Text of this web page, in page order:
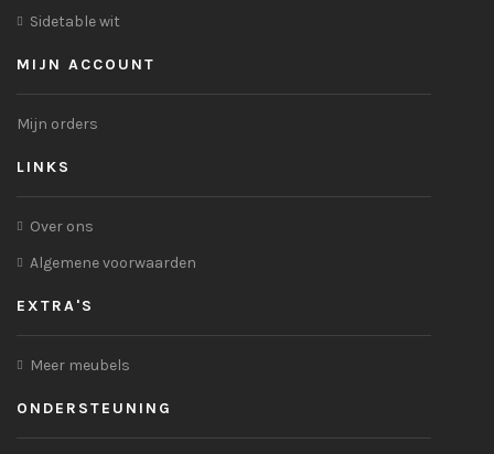
Sidetable wit
MIJN ACCOUNT
Mijn orders
LINKS
Over ons
Algemene voorwaarden
EXTRA'S
Meer meubels
ONDERSTEUNING